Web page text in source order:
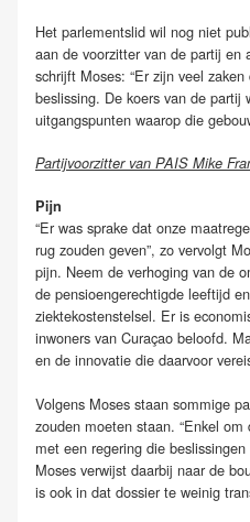
Het parlementslid wil nog niet
aan de voorzitter van de partij en
schrijft Moses: “Er zijn veel
beslissing. De koers van de partij
uitgangspunten waarop die
Partijvoorzitter van PAIS Mike
Pijn
“Er was sprake dat onze
rug zouden geven”, zo vervolgt
pijn. Neem de verhoging van de
de pensioengerechtigde leeftijd
ziektekostenstelsel. Er is
inwoners van Curaçao beloofd.
en de innovatie die daarvoor
Volgens Moses staan sommige
zouden moeten staan. “Enkel
met een regering die
Moses verwijst daarbij naar de
is ook in dat dossier te weinig